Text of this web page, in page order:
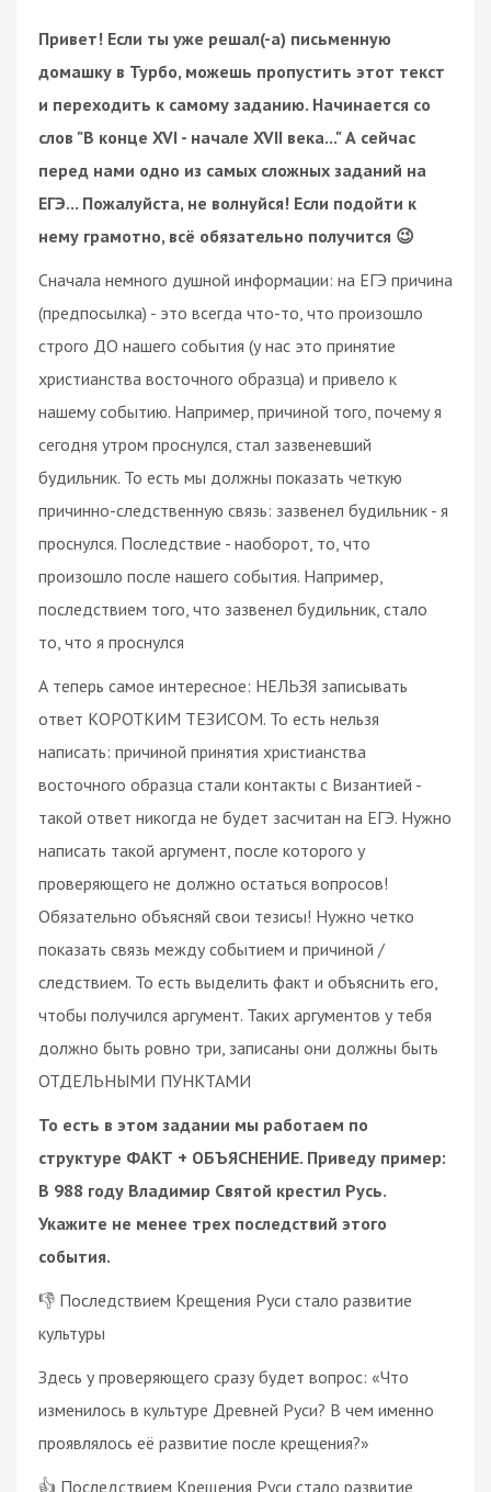
Привет! Если ты уже решал(-а) письменную
домашку в Турбо, можешь пропустить этот текст
и переходить к самому заданию. Начинается со
слов "В конце XVI - начале XVII века..." А сейчас
перед нами одно из самых сложных заданий на
ЕГЭ... Пожалуйста, не волнуйся! Если подойти к
нему грамотно, всё обязательно получится 😉
Сначала немного душной информации: на ЕГЭ причина
(предпосылка) - это всегда что-то, что произошло
строго ДО нашего события (у нас это принятие
христианства восточного образца) и привело к
нашему событию. Например, причиной того, почему я
сегодня утром проснулся, стал зазвеневший
будильник. То есть мы должны показать четкую
причинно-следственную связь: зазвенел будильник - я
проснулся. Последствие - наоборот, то, что
произошло после нашего события. Например,
последствием того, что зазвенел будильник, стало
то, что я проснулся
А теперь самое интересное: НЕЛЬЗЯ записывать
ответ КОРОТКИМ ТЕЗИСОМ. То есть нельзя
написать: причиной принятия христианства
восточного образца стали контакты с Византией -
такой ответ никогда не будет засчитан на ЕГЭ. Нужно
написать такой аргумент, после которого у
проверяющего не должно остаться вопросов!
Обязательно объясняй свои тезисы! Нужно четко
показать связь между событием и причиной /
следствием. То есть выделить факт и объяснить его,
чтобы получился аргумент. Таких аргументов у тебя
должно быть ровно три, записаны они должны быть
ОТДЕЛЬНЫМИ ПУНКТАМИ
То есть в этом задании мы работаем по
структуре ФАКТ + ОБЪЯСНЕНИЕ. Приведу пример:
В 988 году Владимир Святой крестил Русь.
Укажите не менее трех последствий этого
события.
👎 Последствием Крещения Руси стало развитие
культуры
Здесь у проверяющего сразу будет вопрос: «Что
изменилось в культуре Древней Руси? В чем именно
проявлялось её развитие после крещения?»
👍 Последствием Крещения Руси стало развитие